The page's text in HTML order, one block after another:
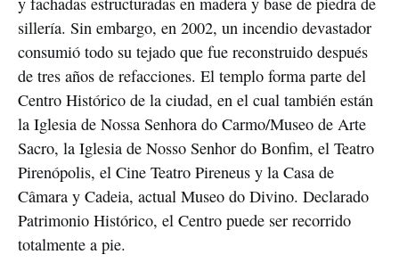
sillería. Sin embargo, en 2002, un incendio devastador
consumió todo su tejado que fue reconstruido después
de tres años de refacciones. El templo forma parte del
Centro Histórico de la ciudad, en el cual también están
la Iglesia de Nossa Senhora do Carmo/Museo de Arte
Sacro, la Iglesia de Nosso Senhor do Bonfim, el Teatro
Pirenópolis, el Cine Teatro Pireneus y la Casa de
Câmara y Cadeia, actual Museo do Divino. Declarado
Patrimonio Histórico, el Centro puede ser recorrido
totalmente a pie.